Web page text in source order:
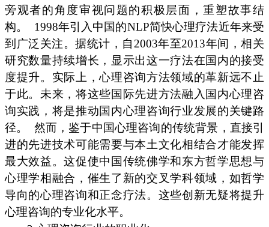
旁观者的角度审视问题的积极层面，重塑故事结
构。
1998年引入中国的NLP简快心理疗法近年来受
到广泛关注。据统计，自2003年至2013年间，相关
研究数量持续增长，显示出这一疗法在国内的接受
度提升。实际上，心理咨询方法领域的革新远不止
于此。未来，将这些国际先进方法融入国内心理咨
询实践，将是推动国内心理咨询行业发展的关键路
径。
然而，鉴于中国心理咨询的传统背景，直接引
进的先进技术可能需要与本土文化相结合才能发挥
最大效益。这促使中国传统佛学和东方哲学思想与
心理学相融合，催生了新的交叉学科领域，如哲学
导向的心理咨询和正念疗法。这些创新无疑将提升
心理咨询的专业化水平。